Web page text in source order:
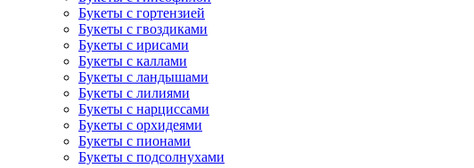
Букеты с гортензией
Букеты с гвоздиками
Букеты с ирисами
Букеты с каллами
Букеты с ландышами
Букеты с лилиями
Букеты с нарциссами
Букеты с орхидеями
Букеты с пионами
Букеты с подсолнухами